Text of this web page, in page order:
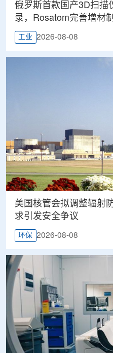
俄罗斯首款国产3D扫描
录，Rosatom完善增材
工业 2026-08-08
美国核管会拟调整辐射
求引发安全争议
环保 2026-08-08